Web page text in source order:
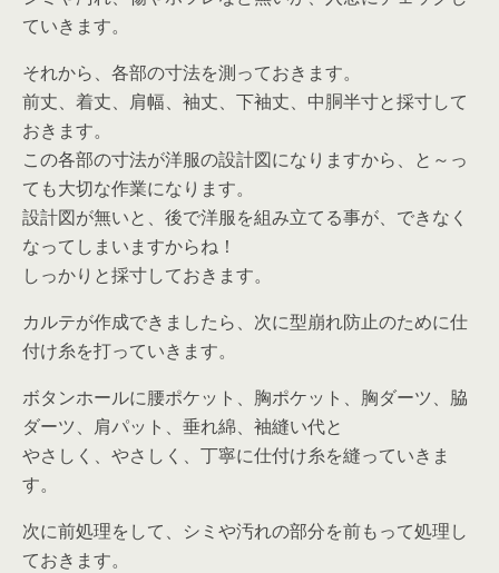
ていきます。
それから、各部の寸法を測っておきます。
前丈、着丈、肩幅、袖丈、下袖丈、中胴半寸と採寸して
おきます。
この各部の寸法が洋服の設計図になりますから、と～っ
ても大切な作業になります。
設計図が無いと、後で洋服を組み立てる事が、できなく
なってしまいますからね！
しっかりと採寸しておきます。
カルテが作成できましたら、次に型崩れ防止のために仕
付け糸を打っていきます。
ボタンホールに腰ポケット、胸ポケット、胸ダーツ、脇
ダーツ、肩パット、垂れ綿、袖縫い代と
やさしく、やさしく、丁寧に仕付け糸を縫っていきま
す。
次に前処理をして、シミや汚れの部分を前もって処理し
ておきます。